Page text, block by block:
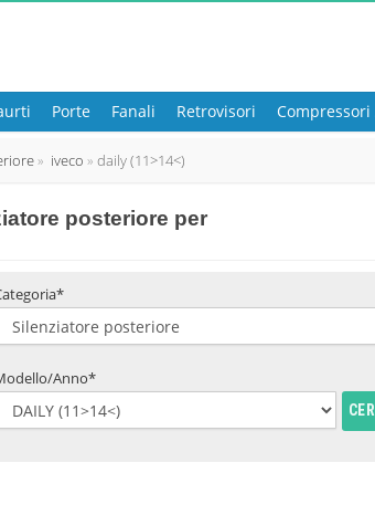
Porte Fanali Retrovisori Compressori
iveco daily (11>14<)
posteriore per
Anno*